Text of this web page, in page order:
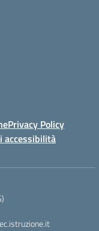
Privacy Policy
accessibilità